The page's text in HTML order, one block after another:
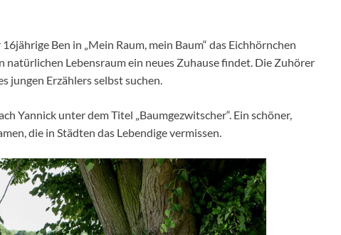
Ben in „Mein Raum, mein Baum“ das Eichhörnchen
natürlichen Lebensraum ein neues Zuhause findet. Die Zuhörer
jungen Erzählers selbst suchen.
Yannick unter dem Titel „Baumgezwitscher“. Ein schöner,
die in Städten das Lebendige vermissen.